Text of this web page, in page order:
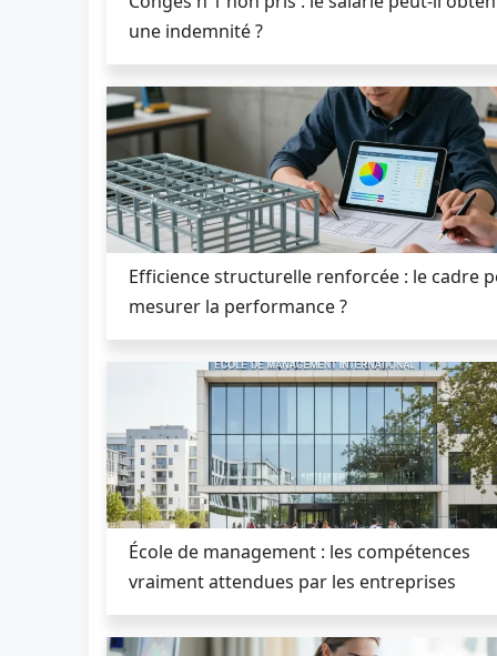
une indemnité ?
Efficience structurelle renforcée : le cadre
mesurer la performance ?
École de management : les compétences
vraiment attendues par les entreprises